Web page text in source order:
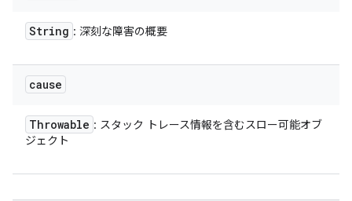
String : 深刻な障害の概要
cause
Throwable : スタック トレース情報を含むスロー可能オブ
ジェクト